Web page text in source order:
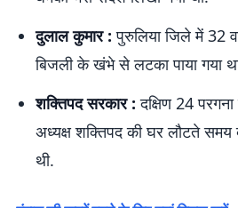
दुलाल कुमार :पुरुलिया जिले में 32
बिजली के खंभे से लटका पाया गया
शक्तिपद सरकार :दक्षिण 24
अध्यक्ष शक्तिपद की घर लौटते समय
थी.